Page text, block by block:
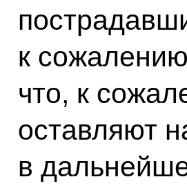
к
что, к
оставляют
в